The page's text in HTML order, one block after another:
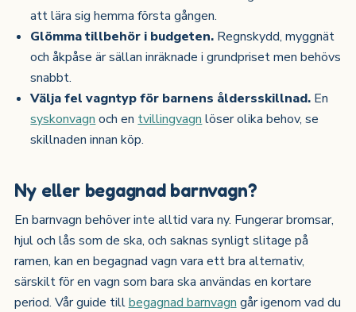
att lära sig hemma första gången.
Glömma tillbehör i budgeten. Regnskydd, myggnät
och åkpåse är sällan inräknade i grundpriset men behövs
snabbt.
Välja fel vagntyp för barnens åldersskillnad. En
syskonvagn och en tvillingvagn löser olika behov, se
skillnaden innan köp.
Ny eller begagnad barnvagn?
En barnvagn behöver inte alltid vara ny. Fungerar bromsar,
hjul och lås som de ska, och saknas synligt slitage på
ramen, kan en begagnad vagn vara ett bra alternativ,
särskilt för en vagn som bara ska användas en kortare
period. Vår guide tillbegagnad barnvagn går igenom vad du